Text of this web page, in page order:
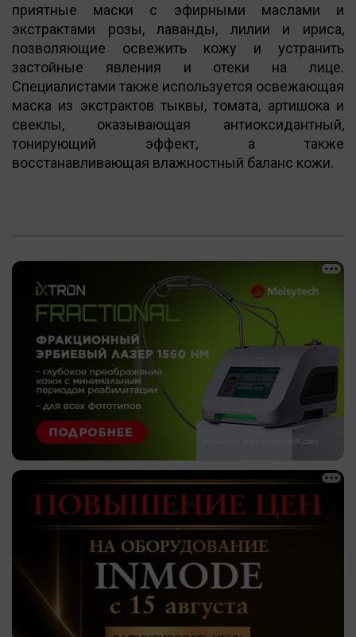
приятные маски с эфирными маслами и
экстрактами розы, лаванды, лилии и ириса,
позволяющие освежить кожу и устранить
застойные явления и отеки на лице.
Специалистами также используется освежающая
маска из экстрактов тыквы, томата, артишока и
свеклы, оказывающая антиоксидантный,
тонирующий эффект, а также
восстанавливающая влажностный баланс кожи.